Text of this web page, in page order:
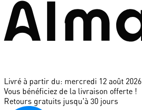
Livré à partir du: mercredi 12 août 2026
Vous bénéficiez de la livraison offerte !
Retours gratuits jusqu'à 30 jours